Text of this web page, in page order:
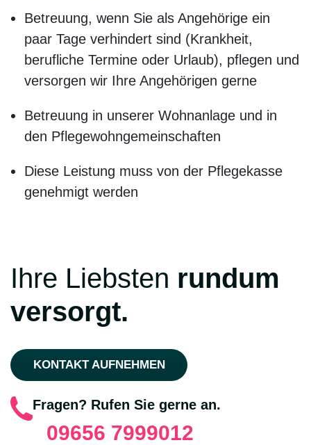
Betreuung, wenn Sie als Angehörige ein
paar Tage verhindert sind (Krankheit,
berufliche Termine oder Urlaub), pflegen und
versorgen wir Ihre Angehörigen gerne
Betreuung in unserer Wohnanlage und in
den Pflegewohngemeinschaften
Diese Leistung muss von der Pflegekasse
genehmigt werden
Ihre Liebsten rundum
versorgt.
KONTAKT AUFNEHMEN
Fragen? Rufen Sie gerne an.
09656 7999012